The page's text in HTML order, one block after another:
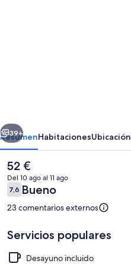
Siguiente
39+
ResumenHabitacionesUbicación
El
precio
actual
es
de
52 €
Del 10 ago al 11 ago
Comentarios
7,67,6 de 10
Bueno
23 comentarios externos
Servicios populares
Desayuno incluido